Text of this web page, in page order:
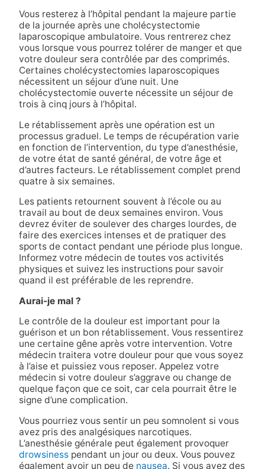
Vous resterez à l’hôpital pendant la majeure partie
de la journée après une cholécystectomie
laparoscopique ambulatoire. Vous rentrerez chez
vous lorsque vous pourrez tolérer de manger et que
votre douleur sera contrôlée par des comprimés.
Certaines cholécystectomies laparoscopiques
nécessitent un séjour d’une nuit. Une
cholécystectomie ouverte nécessite un séjour de
trois à cinq jours à l’hôpital.
Le rétablissement après une opération est un
processus graduel. Le temps de récupération varie
en fonction de l’intervention, du type d’anesthésie,
de votre état de santé général, de votre âge et
d’autres facteurs. Le rétablissement complet prend
quatre à six semaines.
Les patients retournent souvent à l’école ou au
travail au bout de deux semaines environ. Vous
devrez éviter de soulever des charges lourdes, de
faire des exercices intenses et de pratiquer des
sports de contact pendant une période plus longue.
Informez votre médecin de toutes vos activités
physiques et suivez les instructions pour savoir
quand il est préférable de les reprendre.
Aurai-je mal ?
Le contrôle de la douleur est important pour la
guérison et un bon rétablissement. Vous ressentirez
une certaine gêne après votre intervention. Votre
médecin traitera votre douleur pour que vous soyez
à l’aise et puissiez vous reposer. Appelez votre
médecin si votre douleur s’aggrave ou change de
quelque façon que ce soit, car cela pourrait être le
signe d’une complication.
Vous pourriez vous sentir un peu somnolent si vous
avez pris des analgésiques narcotiques.
L’anesthésie générale peut également provoquer
drowsinesspendant un jour ou deux. Vous pouvez
également avoir un peu de nausea. Si vous avez des